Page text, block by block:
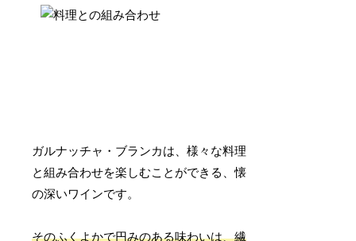
ガルナッチャ・ブランカは、様々な料理
と組み合わせを楽しむことができる、懐
の深いワインです。
そのふくよかで円みのある味わいは、繊